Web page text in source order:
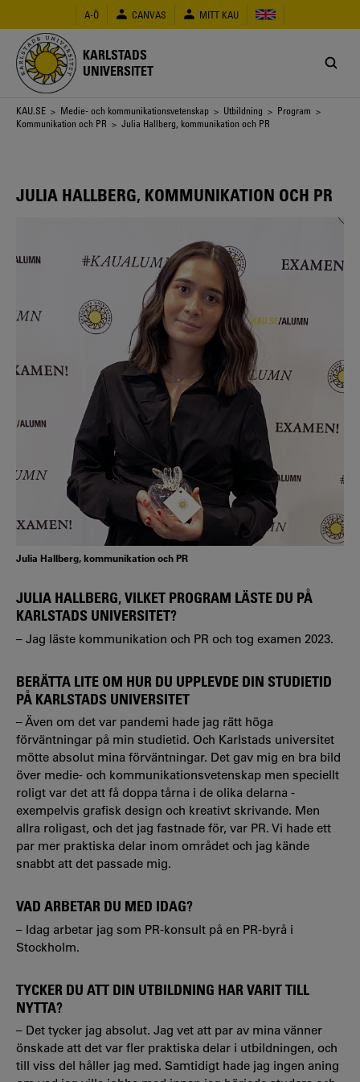
huvudinnehåll
A-Ö CANVAS MITT KAU
KARLSTADS
UNIVERSITET
Länkstig
KAU.SE > Medie- och kommunikationsvetenskap > Utbildning > Program >
Kommunikation och PR > Julia Hallberg, kommunikation och PR
JULIA HALLBERG, KOMMUNIKATION OCH PR
Julia Hallberg, kommunikation och PR
JULIA HALLBERG, VILKET PROGRAM LÄSTE DU PÅ
KARLSTADS UNIVERSITET?
– Jag läste kommunikation och PR och tog examen 2023.
BERÄTTA LITE OM HUR DU UPPLEVDE DIN STUDIETID
PÅ KARLSTADS UNIVERSITET
– Även om det var pandemi hade jag rätt höga
förväntningar på min studietid. Och Karlstads universitet
mötte absolut mina förväntningar. Det gav mig en bra bild
över medie- och kommunikationsvetenskap men speciellt
roligt var det att få doppa tårna i de olika delarna -
exempelvis grafisk design och kreativt skrivande. Men
allra roligast, och det jag fastnade för, var PR. Vi hade ett
par mer praktiska delar inom området och jag kände
snabbt att det passade mig.
VAD ARBETAR DU MED IDAG?
– Idag arbetar jag som PR-konsult på en PR-byrå i
Stockholm.
TYCKER DU ATT DIN UTBILDNING HAR VARIT TILL
NYTTA?
– Det tycker jag absolut. Jag vet att par av mina vänner
önskade att det var fler praktiska delar i utbildningen, och
till viss del håller jag med. Samtidigt hade jag ingen aning